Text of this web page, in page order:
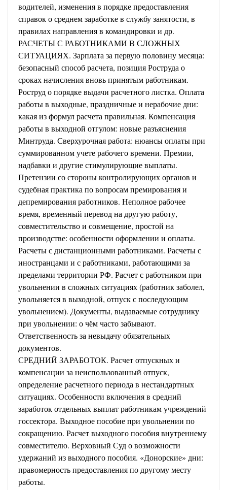
водителей, изменения в порядке предоставления
справок о среднем заработке в службу занятости, в
правилах направления в командировки и др.
РАСЧЕТЫ С РАБОТНИКАМИ В СЛОЖНЫХ
СИТУАЦИЯХ. Зарплата за первую половину месяца:
безопасный способ расчета, позиция Роструда о
сроках начисления вновь принятым работникам.
Роструд о порядке выдачи расчетного листка. Оплата
работы в выходные, праздничные и нерабочие дни:
какая из формул расчета правильная. Компенсация
работы в выходной отгулом: новые разъяснения
Минтруда. Сверхурочная работа: нюансы оплаты при
суммированном учете рабочего времени. Премии,
надбавки и другие стимулирующие выплаты.
Претензии со стороны контролирующих органов и
судебная практика по вопросам премирования и
депремирования работников. Неполное рабочее
время, временный перевод на другую работу,
совместительство и совмещение, простой на
производстве: особенности оформлении и оплаты.
Расчеты с дистанционными работниками. Расчеты с
иностранцами и с работниками, работающими за
пределами территории РФ. Расчет с работником при
увольнении в сложных ситуациях (работник заболел,
увольняется в выходной, отпуск с последующим
увольнением). Документы, выдаваемые сотруднику
при увольнении: о чём часто забывают.
Ответственность за невыдачу обязательных
документов.
СРЕДНИЙ ЗАРАБОТОК. Расчет отпускных и
компенсации за неиспользованный отпуск,
определение расчетного периода в нестандартных
ситуациях. Особенности включения в средний
заработок отдельных выплат работникам учреждений
госсектора. Выходное пособие при увольнении по
сокращению. Расчет выходного пособия внутреннему
совместителю. Верховный Суд о возможности
удержаний из выходного пособия. «Донорские» дни:
правомерность предоставления по другому месту
работы.